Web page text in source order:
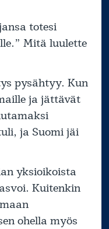
totesi
Mitä luulette
pysähtyy. Kun
ja jättävät
ja Suomi jäi
yksioikoista
Kuitenkin
ohella myös